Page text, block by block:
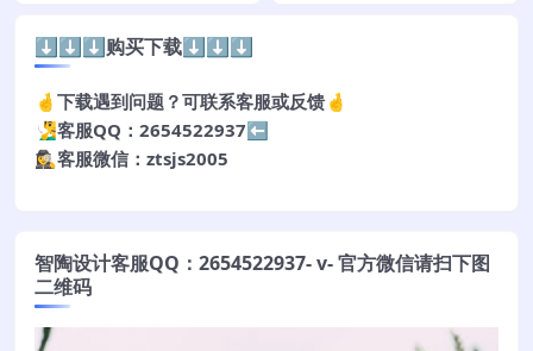
⬇️⬇️⬇️购买下载⬇️⬇️⬇️
🤞下载遇到问题？可联系客服或反馈🤞
🧏‍♂️客服QQ：2654522937⬅️
🕵️‍♀️客服微信：ztsjs2005
智陶设计客服QQ：2654522937- v- 官方微信请扫下图
二维码